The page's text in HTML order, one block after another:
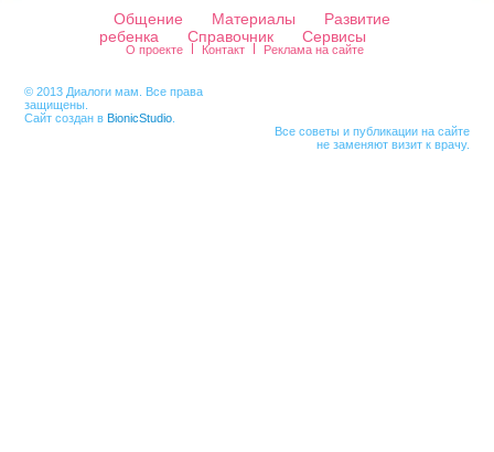
Общение Материалы
Развитие
ребенка
Справочник Сервисы
О проекте Контакт Реклама на сайте
© 2013 Диалоги мам. Все права
защищены.
Сайт создан в BionicStudio
Все советы и публикации на сайте
не заменяют визит к врачу.